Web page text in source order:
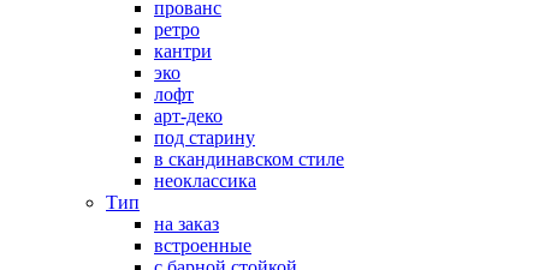
прованс
ретро
кантри
эко
лофт
арт-деко
под старину
в скандинавском стиле
неоклассика
Тип
на заказ
встроенные